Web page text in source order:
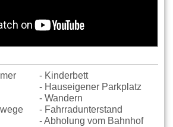
- Kinderbett
- Hauseigener Parkplatz
- Wandern
- Fahrradunterstand
- Abholung vom Bahnhof